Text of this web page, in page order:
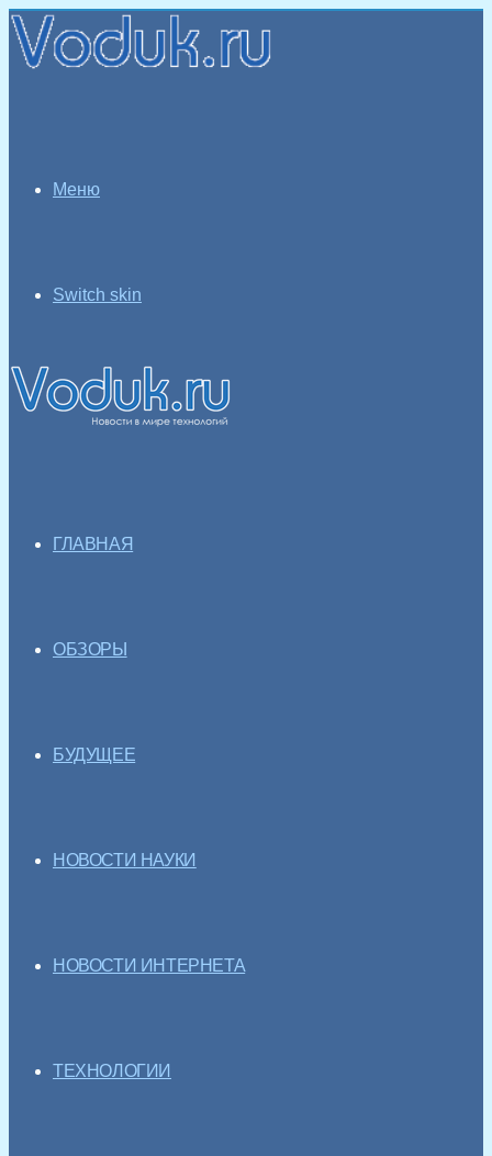
Меню
Switch skin
ГЛАВНАЯ
ОБЗОРЫ
БУДУЩЕЕ
НОВОСТИ НАУКИ
НОВОСТИ ИНТЕРНЕТА
ТЕХНОЛОГИИ